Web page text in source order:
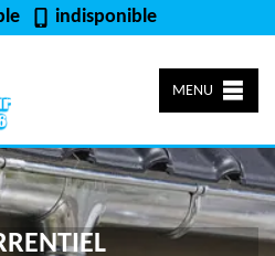
indisponible
MENU